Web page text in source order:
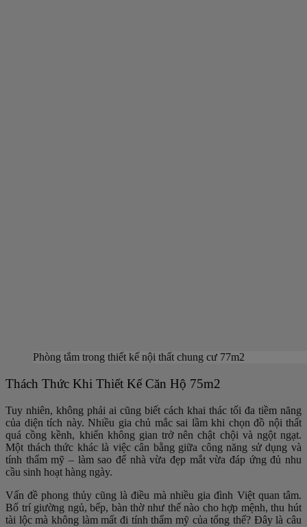
Phòng tắm trong thiết kế nội thất chung cư 77m2
Thách Thức Khi Thiết Kế Căn Hộ 75m2
Tuy nhiên, không phải ai cũng biết cách khai thác tối đa tiềm năng
của diện tích này. Nhiều gia chủ mắc sai lầm khi chọn đồ nội thất
quá cồng kềnh, khiến không gian trở nên chật chội và ngột ngạt.
Một thách thức khác là việc cân bằng giữa công năng sử dụng và
tính thẩm mỹ – làm sao để nhà vừa đẹp mắt vừa đáp ứng đủ nhu
cầu sinh hoạt hàng ngày.
Vấn đề phong thủy cũng là điều mà nhiều gia đình Việt quan tâm.
Bố trí giường ngủ, bếp, bàn thờ như thế nào cho hợp mệnh, thu hút
tài lộc mà không làm mất đi tính thẩm mỹ của tổng thể? Đây là câu